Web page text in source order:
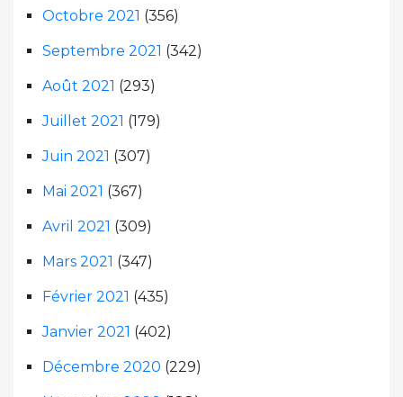
Octobre 2021 (356)
Septembre 2021 (342)
Août 2021 (293)
Juillet 2021 (179)
Juin 2021 (307)
Mai 2021 (367)
Avril 2021 (309)
Mars 2021 (347)
Février 2021 (435)
Janvier 2021 (402)
Décembre 2020 (229)